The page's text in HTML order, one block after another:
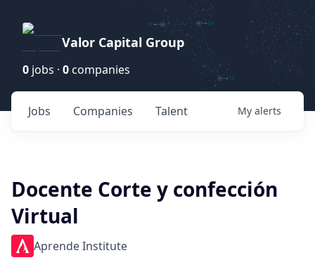
Valor Capital Group
0 jobs · 0 companies
Jobs Companies Talent My alerts
Docente Corte y confección
Virtual
Aprende Institute